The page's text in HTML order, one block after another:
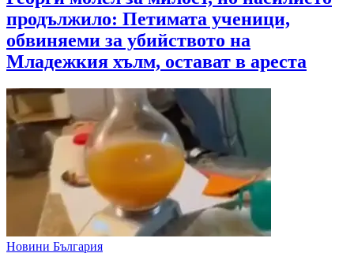
продължило: Петимата ученици,
обвиняеми за убийството на
Младежкия хълм, остават в ареста
Новини България